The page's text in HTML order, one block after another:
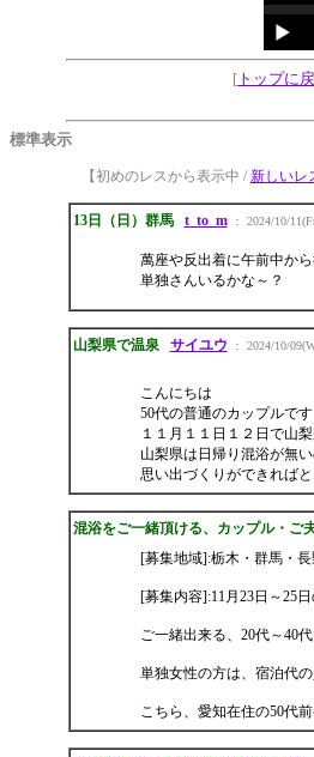
[ トップに
標準表示
【初めのレスから表示中 / 新しいレ
13日（日）群馬 t_to_m： 2024/10/
萬座や反出着に午前中か
単独さんいるかな～？
山梨県で温泉 サイユウ ： 2024/10/
こんにちは
50代の普通のカップルです
１１月１１日１２日で山
山梨県は日帰り混浴が無
思い出づくりができれば
混浴をご一緒頂ける、カップル・ご
[募集地域]:栃木・群馬・長
[募集内容]:11月23日～25
ご一緒出来る、20代～40
単独女性の方は、宿泊代の
こちら、愛知在住の50代